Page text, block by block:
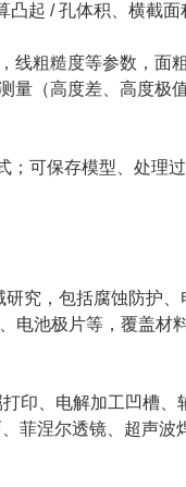
起 / 孔体积、横截
粗糙度等参数，面
量（高度差、高度极
可保存模型、处理
究，包括腐蚀防护
电池极片等，覆盖材
印、电解加工凹槽
菲涅尔透镜、超声